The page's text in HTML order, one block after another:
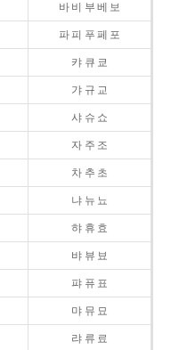
바 비 부 베 보
파 피 푸 페 포
캬 큐 쿄
갸 규 교
샤 슈 쇼
자 주 조
차 추 초
냐 뉴 뇨
햐 휴 효
뱌 뷰 뵤
퍄 퓨 표
먀 뮤 묘
랴 류 료